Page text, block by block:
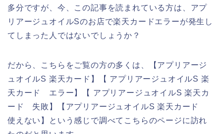
多分ですが、今、この記事を読まれている方は、アプ
リアージュオイルSのお店で楽天カードエラーが発生し
てしまった人ではないでしょうか？
だから、こちらをご覧の方の多くは、【アプリアージ
ュオイルS 楽天カード】【 アプリアージュオイルS 楽
天カード エラー】【 アプリアージュオイルS 楽天カ
ード 失敗】【アプリアージュオイルS 楽天カード
使えない】という感じで調べてこちらのページに訪れ